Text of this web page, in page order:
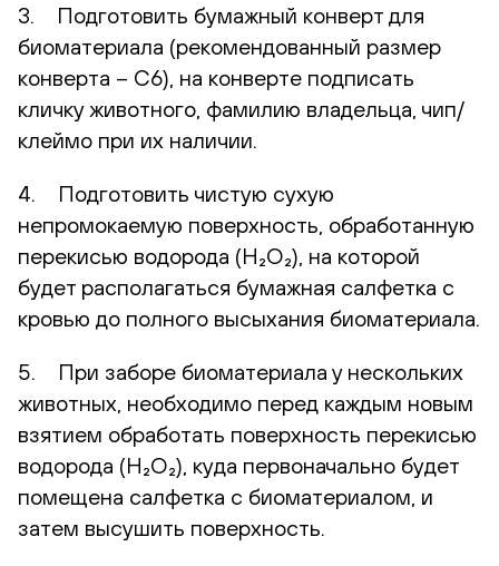
3. Подготовить бумажный конверт для
биоматериала (рекомендованный размер
конверта – С6), на конверте подписать
кличку животного, фамилию владельца, чип/
клеймо при их наличии.
4. Подготовить чистую сухую
непромокаемую поверхность, обработанную
перекисью водорода (H₂O₂), на которой
будет располагаться бумажная салфетка с
кровью до полного высыхания биоматериала.
5. При заборе биоматериала у нескольких
животных, необходимо перед каждым новым
взятием обработать поверхность перекисью
водорода (H₂O₂), куда первоначально будет
помещена салфетка с биоматериалом, и
затем высушить поверхность.